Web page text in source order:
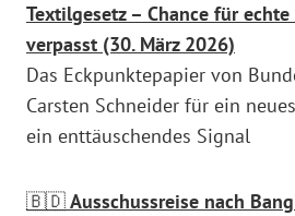
Textilgesetz – Chance für
verpasst (30. März 2026)
Das Eckpunktepapier von
Carsten Schneider für ein
ein enttäuschendes Signal
🇧🇩Ausschussreise nach